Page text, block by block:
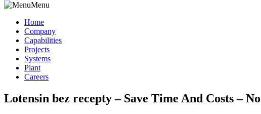
Menu
Home
Company
Capabilities
Projects
Systems
Plant
Careers
Lotensin bez recepty – Save Time And Costs –